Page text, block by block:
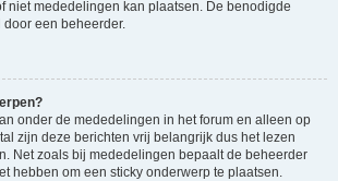
niet mededelingen kan plaatsen. De benodigde
een beheerder.
onder de mededelingen in het forum en alleen op
zijn deze berichten vrij belangrijk dus het lezen
Net zoals bij mededelingen bepaalt de beheerder
hebben om een sticky onderwerp te plaatsen.